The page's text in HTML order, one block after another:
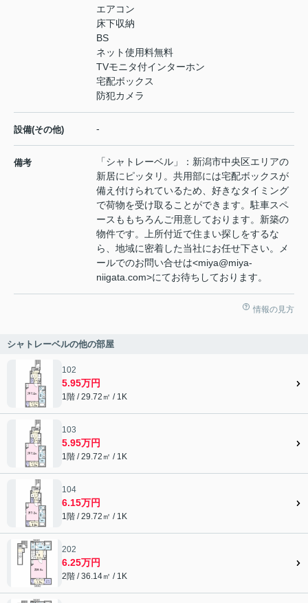
エアコン
床下収納
BS
ネット使用料無料
TVモニタ付インターホン
宅配ボックス
防犯カメラ
設備(その他) -
備考
「シャトレーベル」：新潟市中央区エリアの
新居にピッタリ。共用部には宅配ボックスが
備え付けられているため、好きなタイミング
で荷物を受け取ることができます。駐車スペ
ースももちろんご用意しております。新築の
物件です。上所付近で住まい探しをするな
ら、地域に密着した当社にお任せ下さい。メ
ールでのお問い合せは<miya@miya-
niigata.com>にてお待ちしております。
情報の見方
シャトレーベルの他の部屋
102
5.95万円
1階 / 29.72㎡ / 1K
103
5.95万円
1階 / 29.72㎡ / 1K
104
6.15万円
1階 / 29.72㎡ / 1K
202
6.25万円
2階 / 36.14㎡ / 1K